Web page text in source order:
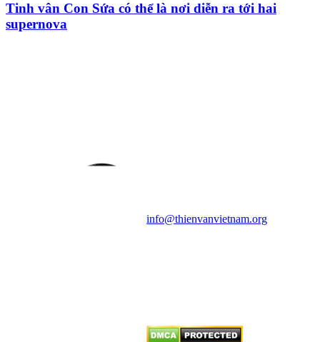
Tinh vân Con Sứa có thể là nơi diễn ra tới hai
supernova
info@thienvanvietnam.org